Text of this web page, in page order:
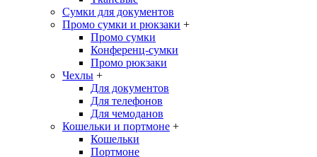
Сумки для документов
Промо сумки и рюкзаки +
Промо сумки
Конференц-сумки
Промо рюкзаки
Чехлы +
Для документов
Для телефонов
Для чемоданов
Кошельки и портмоне +
Кошельки
Портмоне